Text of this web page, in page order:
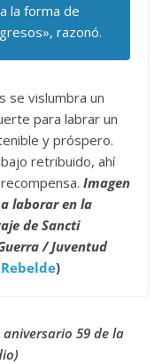
la forma de
razonó.
se vislumbra un
para labrar un
y próspero.
retribuido, ahí
Imagen
laborar en la
de Sancti
/ Juventud
)
59 de la